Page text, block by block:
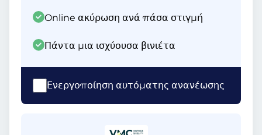
Online ακύρωση ανά πάσα στιγμή
Πάντα μια ισχύουσα βινιέτα
Ενεργοποίηση αυτόματης ανανέωσης